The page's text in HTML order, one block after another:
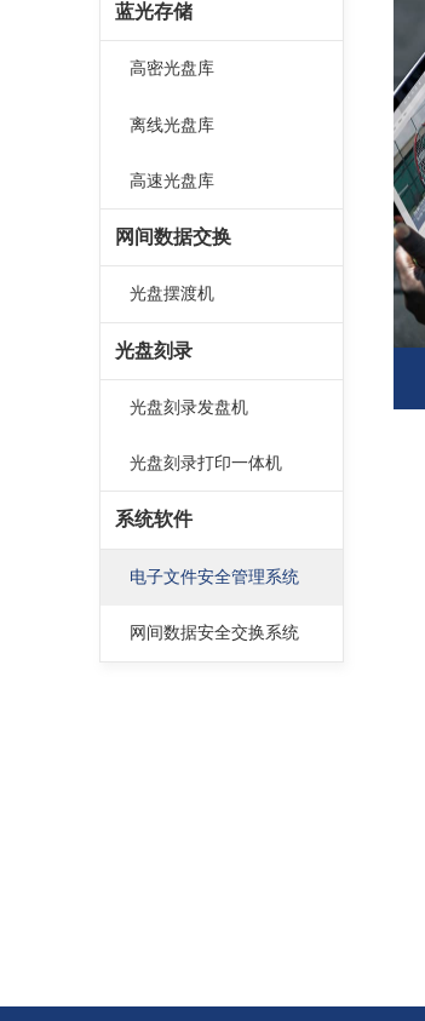
蓝光存储
高密光盘库
离线光盘库
高速光盘库
网间数据交换
光盘摆渡机
光盘刻录
光盘刻录发盘机
光盘刻录打印一体机
系统软件
电子文件安全管理系统
网间数据安全交换系统